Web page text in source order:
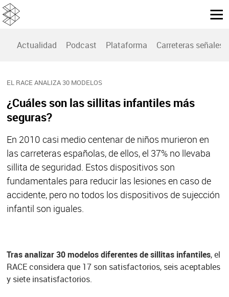
Actualidad Podcast Plataforma Carreteras señales
EL RACE ANALIZA 30 MODELOS
¿Cuáles son las sillitas infantiles más
seguras?
En 2010 casi medio centenar de niños murieron en
las carreteras españolas, de ellos, el 37% no llevaba
sillita de seguridad. Estos dispositivos son
fundamentales para reducir las lesiones en caso de
accidente, pero no todos los dispositivos de sujección
infantil son iguales.
Tras analizar 30 modelos diferentes de sillitas infantiles, el
RACE considera que 17 son satisfactorios, seis aceptables
y siete insatisfactorios.